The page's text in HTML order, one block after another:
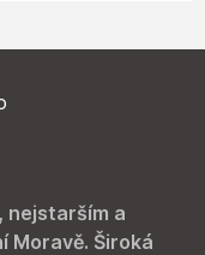
nejstarším a
Moravě. Široká